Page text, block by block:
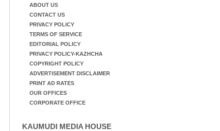
ABOUT US
CONTACT US
PRIVACY POLICY
TERMS OF SERVICE
EDITORIAL POLICY
PRIVACY POLICY-KAZHCHA
COPYRIGHT POLICY
ADVERTISEMENT DISCLAIMER
PRINT AD RATES
OUR OFFICES
CORPORATE OFFICE
KAUMUDI MEDIA HOUSE